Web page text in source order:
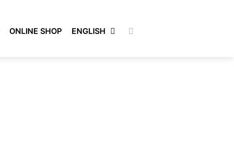
ONLINE SHOP ENGLISH